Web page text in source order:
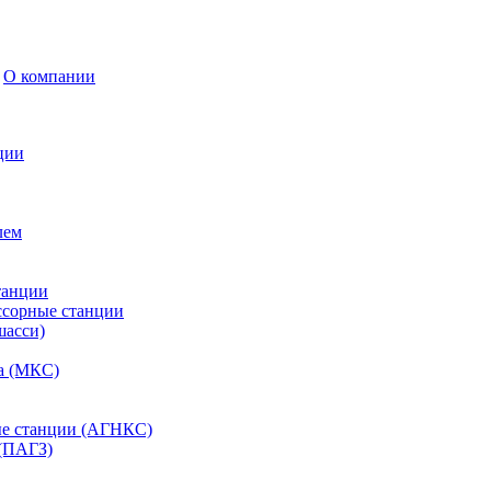
О компании
станции
(МКС)
станции (АГНКС)
(ПАГЗ)